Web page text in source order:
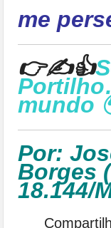
me
👉✍👍
mundo
Por:
Borges
18.144/